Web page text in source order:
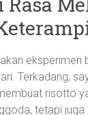
eksperimen
Terkadang,
risotto
tetapi